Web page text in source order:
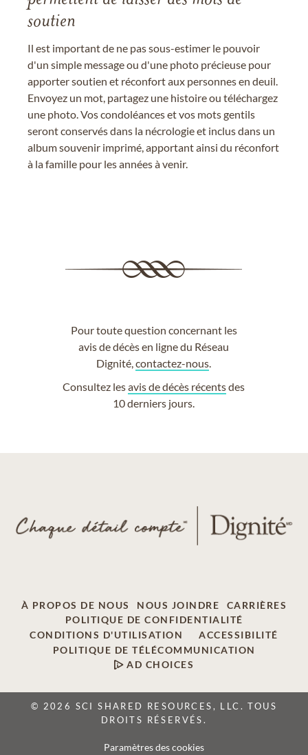
soutien
Il est important de ne pas sous-estimer le pouvoir
d'un simple message ou d'une photo précieuse pour
apporter soutien et réconfort aux personnes en deuil.
Envoyez un mot, partagez une histoire ou téléchargez
une photo. Vos condoléances et vos mots gentils
seront conservés dans la nécrologie et inclus dans un
album souvenir imprimé, apportant ainsi du réconfort
à la famille pour les années à venir.
Pour toute question concernant les
avis de décès en ligne du Réseau
Dignité,contactez-nous
Consultez lesavis de décès récentsdes
10 derniers jours.
À PROPOS DE NOUS NOUS JOINDRE
CARRIÈRES
POLITIQUE DE CONFIDENTIALITÉ
CONDITIONS D'UTILISATION
ACCESSIBILITÉ
POLITIQUE DE TÉLÉCOMMUNICATION
AD CHOICES
© 2026 SCI SHARED RESOURCES, LLC. TOUS
DROITS RÉSERVÉS.
Paramètres des cookies